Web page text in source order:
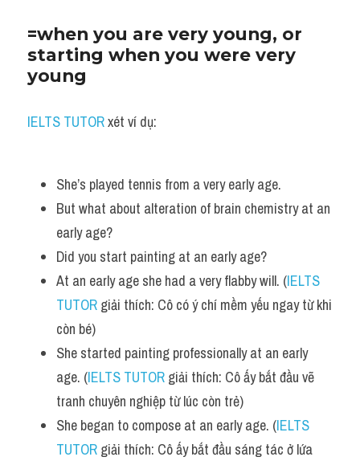
=when you are very young, or
starting when you were very
young
IELTS TUTOR xét ví dụ:
She’s played tennis from a very early age.
But what about alteration of brain chemistry at an
early age?
Did you start painting at an early age?
At an early age she had a very flabby will. (IELTS
TUTOR giải thích: Cô có ý chí mềm yếu ngay từ khi
còn bé)
She started painting professionally at an early
age. (IELTS TUTOR giải thích: Cô ấy bắt đầu vẽ
tranh chuyên nghiệp từ lúc còn trẻ)
She began to compose at an early age. (IELTS
TUTOR giải thích: Cô ấy bắt đầu sáng tác ở lứa